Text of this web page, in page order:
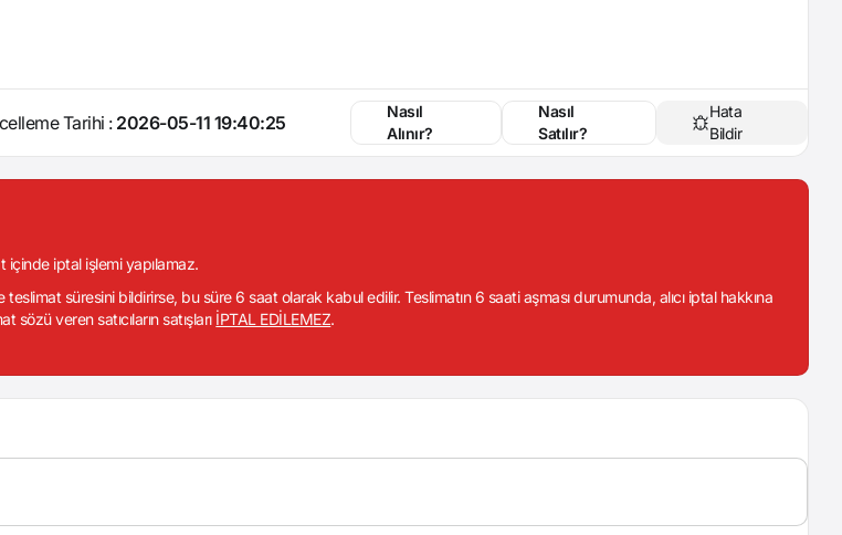
Tarihi : 2026-05-11 19:40:25
Nasıl
Alınır?
Nasıl
Satılır?
Hata
Bildir
içinde iptal işlemi yapılamaz.
teslimat süresini bildirirse, bu süre 6 saat olarak kabul edilir. Teslimatın 6 saati aşması durumunda, alıcı iptal hakkına
veren satıcıların satışları İPTAL EDİLEMEZ.